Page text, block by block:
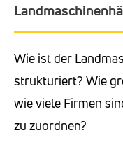
Wie ist der
strukturiert? Wie
wie viele Firmen
zu zuordnen?